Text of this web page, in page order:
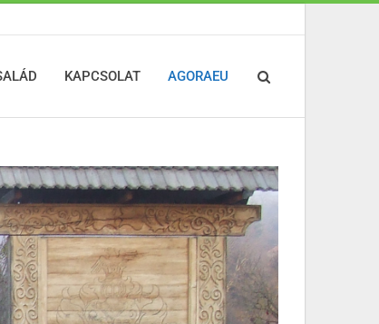
KAPCSOLAT AGORAEU